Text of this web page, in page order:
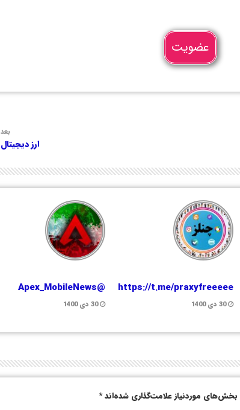
عضویت
بعد
ارز دیجیتال
https://t.me/praxyfreeeee
30 دی 1400
@Apex_MobileNews
30 دی 1400
بخش‌های موردنیاز علامت‌گذاری شده‌اند*